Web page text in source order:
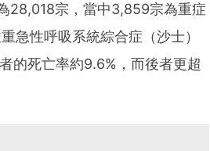
28,018宗，當中3,859宗為重症
急性呼吸系統綜合症（沙士）
的死亡率約9.6%，而後者更超